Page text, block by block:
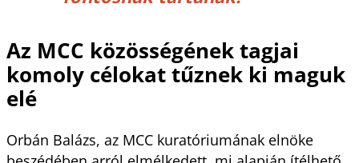
Az MCC közösségének tagjai
komoly célokat tűznek ki maguk
elé
Orbán Balázs, az MCC kuratóriumának elnöke